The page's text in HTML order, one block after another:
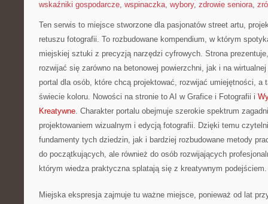
wskaźniki gospodarcze, wspinaczka, wybory, zdrowie seniora,
Ten serwis to miejsce stworzone dla pasjonatów street artu,
retuszu fotografii. To rozbudowane kompendium, w którym
miejskiej sztuki z precyzją narzędzi cyfrowych. Strona
rozwijać się zarówno na betonowej powierzchni, jak i na
portal dla osób, które chcą projektować, rozwijać umiejętności, a
świecie koloru. Nowości na stronie to AI w Grafice i Fotografii i
Kreatywne. Charakter portalu obejmuje szerokie spektrum
projektowaniem wizualnym i edycją fotografii. Dzięki temu
fundamenty tych dziedzin, jak i bardziej rozbudowane metody
do początkujących, ale również do osób rozwijających
którym wiedza praktyczna splatają się z kreatywnym podejściem.
Miejska ekspresja zajmuje tu ważne miejsce, ponieważ od lat